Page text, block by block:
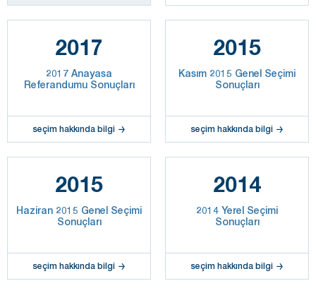
2017
2017 Anayasa
Referandumu Sonuçları
seçim hakkında bilgi
2015
Kasım 2015 Genel Seçimi
Sonuçları
seçim hakkında bilgi
2015
Haziran 2015 Genel Seçimi
Sonuçları
seçim hakkında bilgi
2014
2014 Yerel Seçimi
Sonuçları
seçim hakkında bilgi